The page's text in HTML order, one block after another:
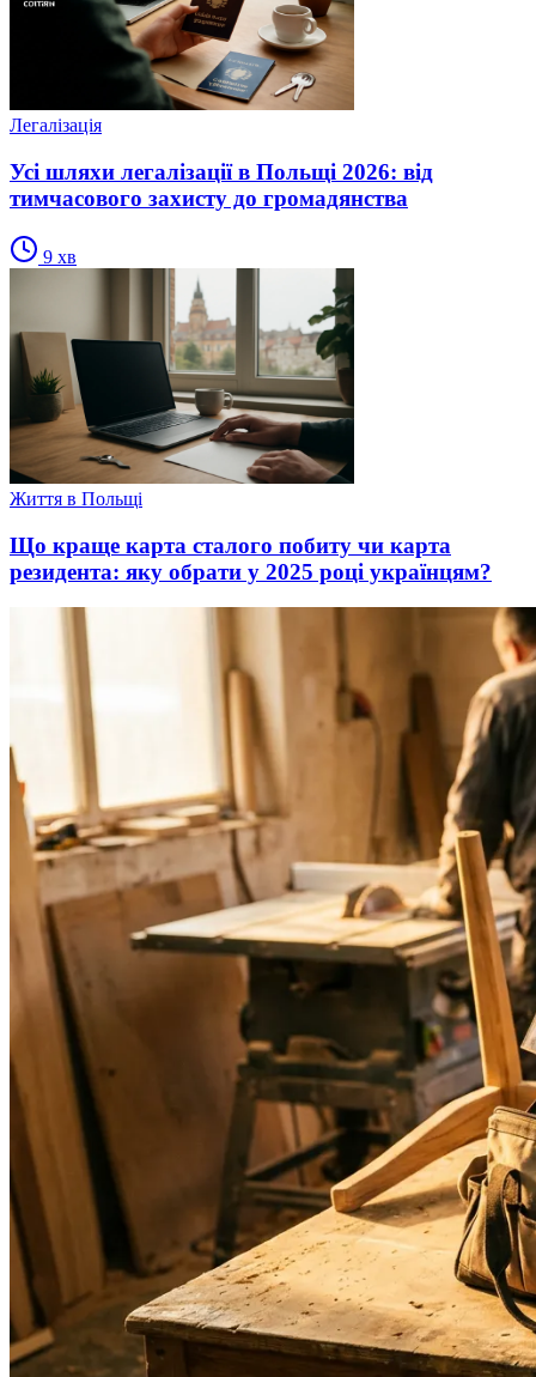
Легалізація
Усі шляхи легалізації в Польщі 2026: від
тимчасового захисту до громадянства
9 хв
Життя в Польщі
Що краще карта сталого побиту чи карта
резидента: яку обрати у 2025 році українцям?